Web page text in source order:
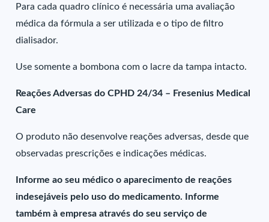
Para cada quadro clínico é necessária uma avaliação
médica da fórmula a ser utilizada e o tipo de filtro
dialisador.
Use somente a bombona com o lacre da tampa intacto.
Reações Adversas do CPHD 24/34 – Fresenius Medical
Care
O produto não desenvolve reações adversas, desde que
observadas prescrições e indicações médicas.
Informe ao seu médico o aparecimento de reações
indesejáveis pelo uso do medicamento. Informe
também à empresa através do seu serviço de